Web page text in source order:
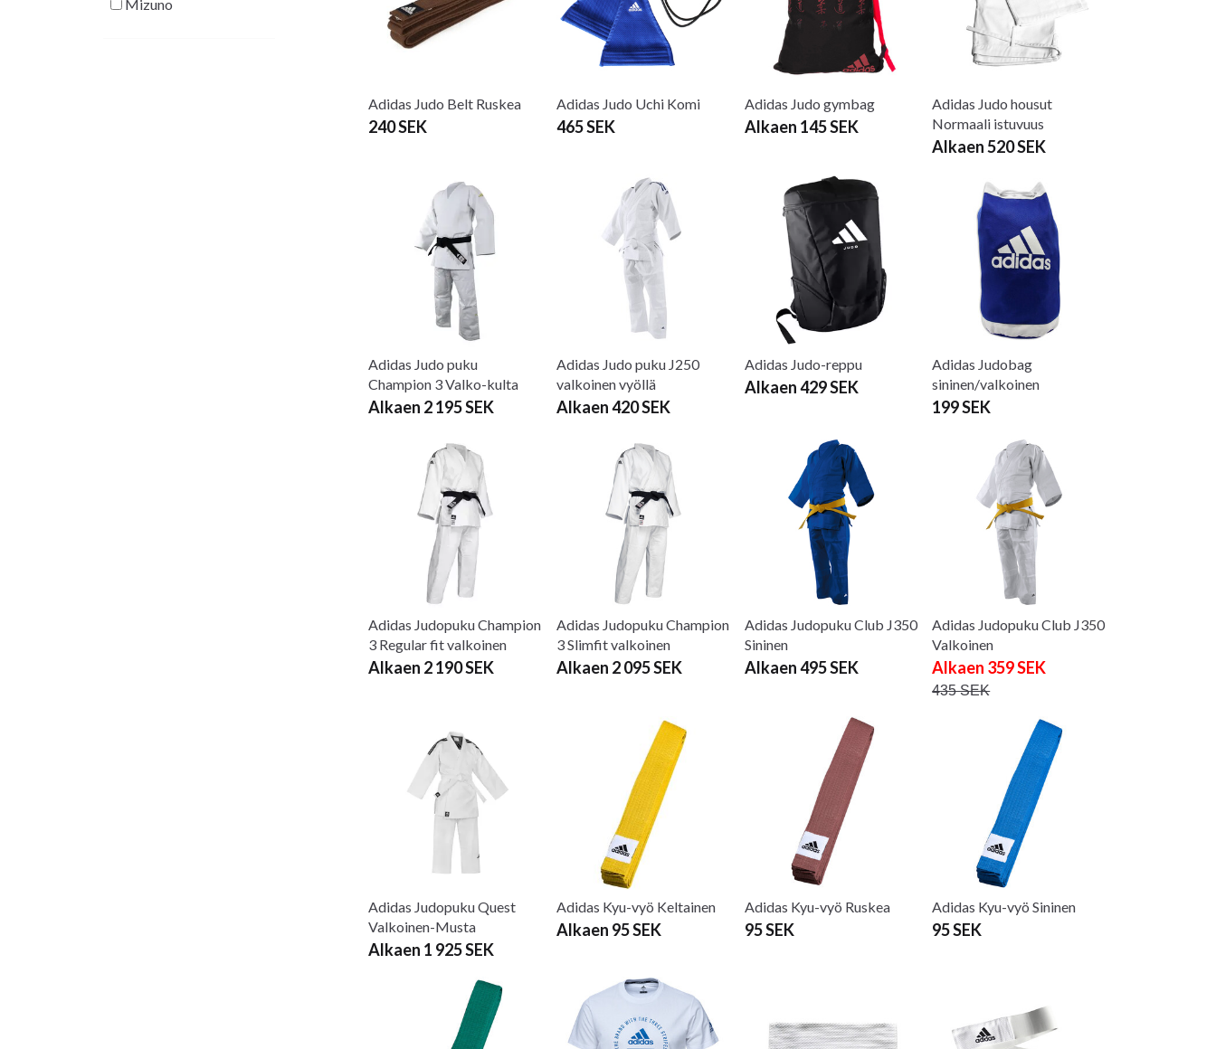
Mizuno
Adidas Judo Belt Ruskea
240 SEK
Adidas Judo Uchi Komi
465 SEK
Adidas Judo gymbag
Alkaen 145 SEK
Adidas Judo housut
Normaali istuvuus
Alkaen 520 SEK
Adidas Judo puku
Champion 3 Valko-kulta
Alkaen 2 195 SEK
Adidas Judo puku J250
valkoinen vyöllä
Alkaen 420 SEK
Adidas Judo-reppu
Alkaen 429 SEK
Adidas Judobag
sininen/valkoinen
199 SEK
Adidas Judopuku Champion
3 Regular fit valkoinen
Alkaen 2 190 SEK
Adidas Judopuku Champion
3 Slimfit valkoinen
Alkaen 2 095 SEK
Adidas Judopuku Club J350
Sininen
Alkaen 495 SEK
Adidas Judopuku Club J350
Valkoinen
Alkaen 359 SEK
435 SEK
Adidas Judopuku Quest
Valkoinen-Musta
Alkaen 1 925 SEK
Adidas Kyu-vyö Keltainen
Alkaen 95 SEK
Adidas Kyu-vyö Ruskea
95 SEK
Adidas Kyu-vyö Sininen
95 SEK